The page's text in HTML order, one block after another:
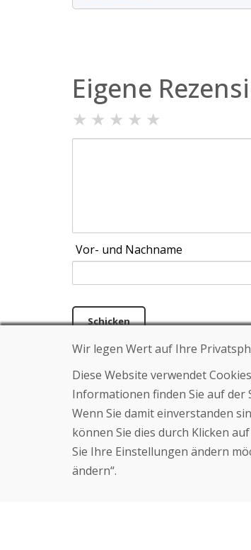
Eigene
★ ★ ★ ★ ★
Vor- und Nachname
Schicken
Helpline
+421 919 282 306
info@domivosport.at
Wir legen Wert auf Ihre
Diese Website verwendet
Informationen finden Sie auf der
Wenn Sie damit einverstanden
können Sie dies durch Klicken
Sie Ihre Einstellungen ändern
ändern“.